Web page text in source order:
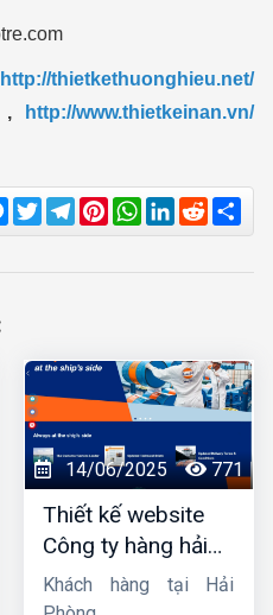
http://thietkethuonghieu.net/​
http://www.thietkeinan.vn/​
Messenger
TwitterTelegram
Pinterest
WhatsApp
LinkedIn
Reddit
14/06/2025 771
Thiết kế website
Công ty hàng hải
liên minh
Khách hàng tại Hải